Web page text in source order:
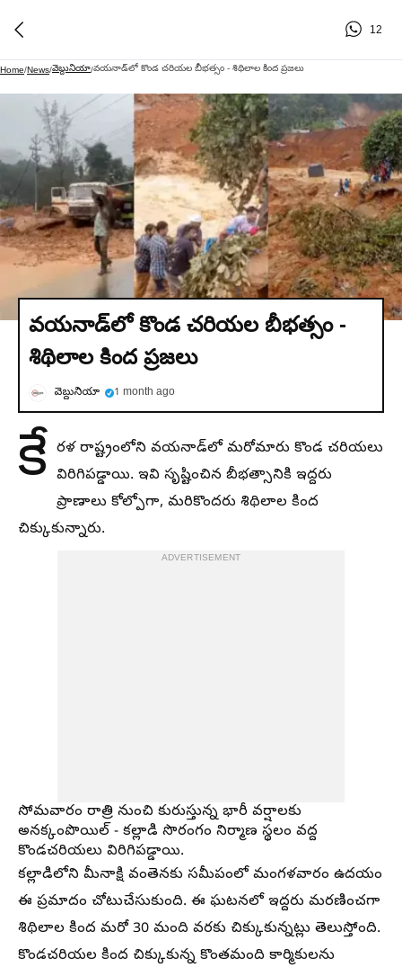
12
Home/News/వెబ్దునియా/వయనాడ్‌లో కొండ చరియల బీభత్సం - శిథిలాల కింద ప్రజలు
వయనాడ్‌లో కొండ చరియల బీభత్సం -
శిథిలాల కింద ప్రజలు
వెబ్దునియా 1 month ago
కే రళ రాష్ట్రంలోని వయనాడ్‍లో మరోమారు కొండ చరియలు
విరిగిపడ్డాయి. ఇవి సృష్టించిన బీభత్సానికి ఇద్దరు
ప్రాణాలు కోల్పోగా, మరికొందరు శిథిలాల కింద
చిక్కుకున్నారు.
ADVERTISEMENT
సోమవారం రాత్రి నుంచి కురుస్తున్న భారీ వర్షాలకు
అనక్కంపొయిల్‌ - కల్లాడి సొరంగం నిర్మాణ స్థలం వద్ద
కొండచరియలు విరిగిపడ్డాయి.
కల్లాడిలోని మీనాక్షి వంతెనకు సమీపంలో మంగళవారం ఉదయం
ఈ ప్రమాదం చోటుచేసుకుంది. ఈ ఘటనలో ఇద్దరు మరణించగా
శిథిలాల కింద మరో 30 మంది వరకు చిక్కుకున్నట్లు తెలుస్తోంది.
కొండచరియల కింద చిక్కుకున్న కొంతమంది కార్మికులను